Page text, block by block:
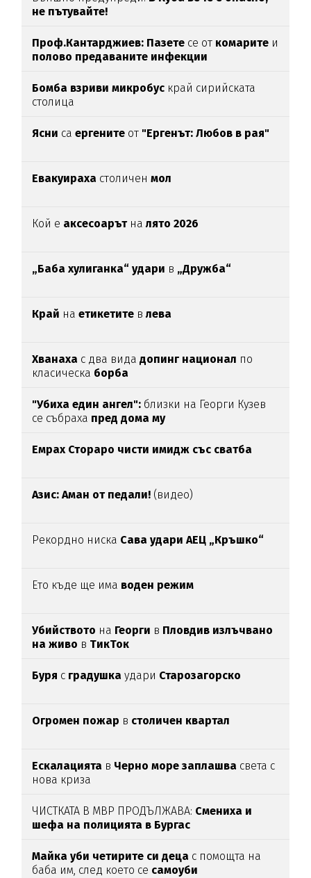
не пътувайте!
Проф.Кантарджиев: Пазете се от комарите и
полово предаваните инфекции
Бомба взриви микробус край сирийската
столица
Ясни са ергените от "Ергенът: Любов в рая"
Евакуираха столиченмол
Кой е аксесоарътналято 2026
„Баба хулиганка“ удари в „Дружба“
Край наетикетите влева
Хванаха с два видадопинг национал по
класическа борба
"Убиха един ангел": близки на Георги Кузев
се събраха пред дома му
Емрах Стораро чисти имидж със сватба
Азис: Аман от педали! (видео)
Рекордно ниска Сава удари АЕЦ „Кръшко“
Ето къде ще има воден режим
Убийството на Георги в Пловдив излъчвано
на живо в ТикТок
Буря с градушкаудари Старозагорско
Огромен пожар в столичен квартал
Ескалацията в Черно море заплашва света с
нова криза
ЧИСТКАТА В МВР ПРОДЪЛЖАВА: Смениха и
шефа на полицията в Бургас
Майка уби четирите си деца с помощта на
баба им, след което се самоуби